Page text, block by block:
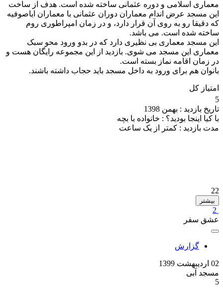
معماری اسلامی و دوره عثمانی ساخته شده است. هدف از ساخت
این مسجد عرض اندام معماران دوران عثمانی با معماران ایاصوفیه
که دقیقا رو به روی آن قرار دارد، و در زمان امپراطوری روم
ساخته شده است. می باشد.
این مسجد معماری بی نظیری دارد که در بدو ورود محو سبک
معماری این مسجد می شوی. بازدید از این مجموعه رایگان هست و
در زمان اقامه نماز بسته است.
بانوان هم برای ورود به داخل مسجد باید حجاب داشته باشند.
امتیاز کل
5
تاریخ بازدید : بهمن 1398
با کیا اینجا بودید؟ : خانواده با بچه
مدت بازدید : کمتر از یک ساعت
22
بیشتر
2
عشق سفر
گزارش
02 اردیبهشت 1399
مسجد آبی
5